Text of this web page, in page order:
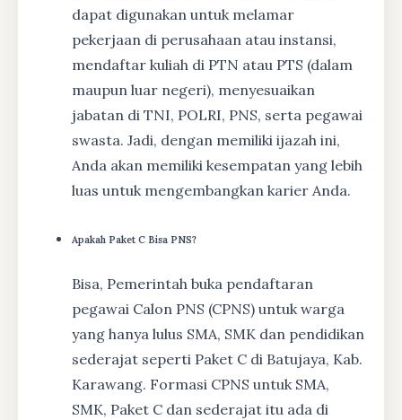
dapat digunakan untuk melamar
pekerjaan di perusahaan atau instansi,
mendaftar kuliah di PTN atau PTS (dalam
maupun luar negeri), menyesuaikan
jabatan di TNI, POLRI, PNS, serta pegawai
swasta. Jadi, dengan memiliki ijazah ini,
Anda akan memiliki kesempatan yang lebih
luas untuk mengembangkan karier Anda.
Apakah Paket C Bisa PNS?
Bisa, Pemerintah buka pendaftaran
pegawai Calon PNS (CPNS) untuk warga
yang hanya lulus SMA, SMK dan pendidikan
sederajat seperti Paket C di Batujaya, Kab.
Karawang. Formasi CPNS untuk SMA,
SMK, Paket C dan sederajat itu ada di